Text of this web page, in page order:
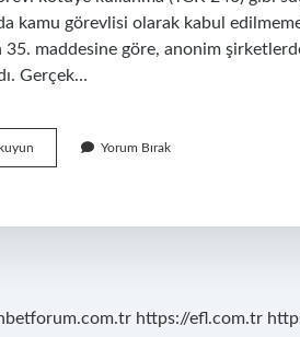
kamu görevlisi olarak kabul
35. maddesine göre, anonim
Gerçek…
Çalışanları
Yorum Bırak
https://efl.com.tr